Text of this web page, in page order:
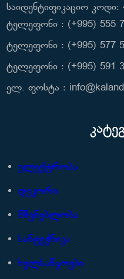
საიდენტიფიკაციო კოდი:
ტელეფონი : (+995) 555
ტელეფონი : (+995) 577
ტელეფონი : (+995) 591
ელ. ფოსტა :
ელექტრობა
დეკორი
მშენებლობა
სანტექნიკა
ხელსაწყოები